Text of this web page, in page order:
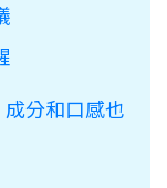
分和口感也